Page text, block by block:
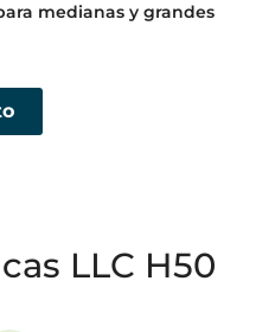
medianas y grandes
LLC H50